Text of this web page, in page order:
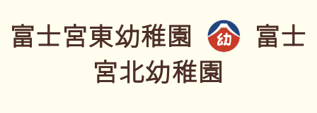
富士宮東幼稚園
富士
宮北幼稚園